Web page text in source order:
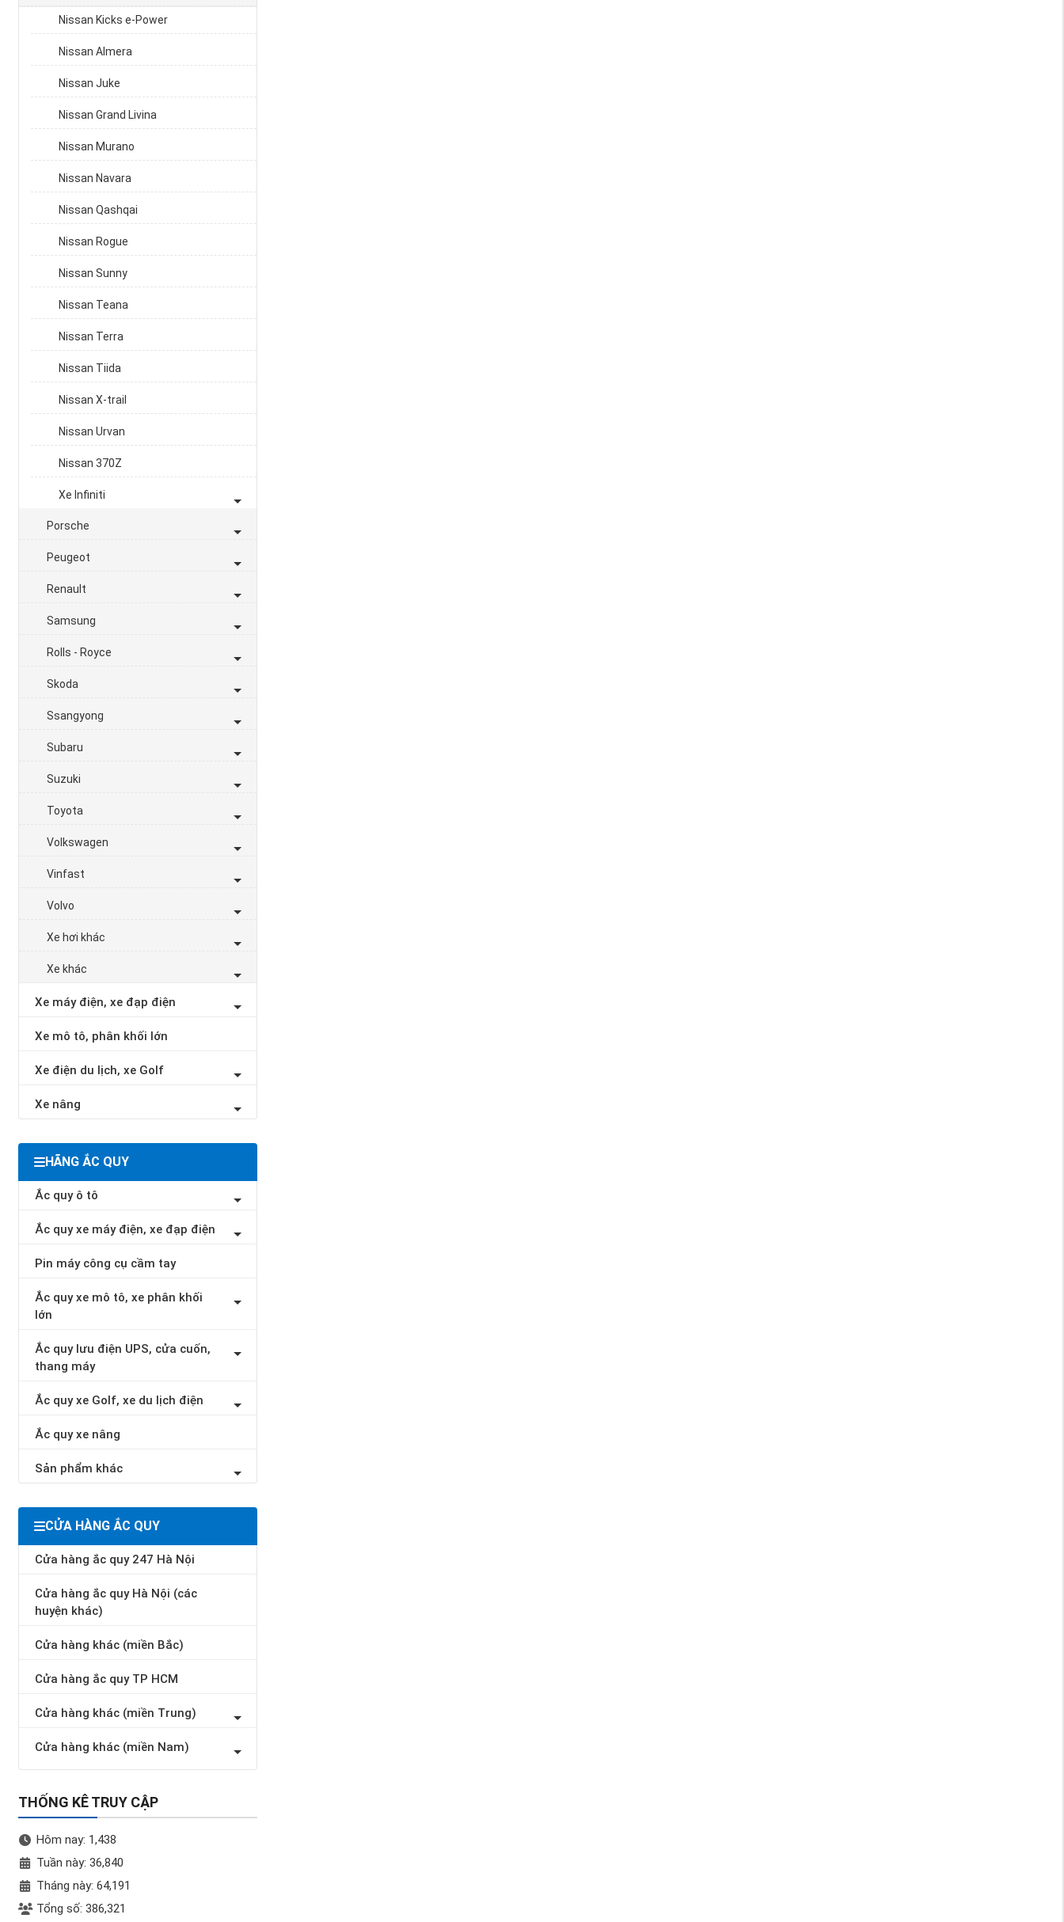
Nissan Kicks e-Power
Nissan Almera
Nissan Juke
Nissan Grand Livina
Nissan Murano
Nissan Navara
Nissan Qashqai
Nissan Rogue
Nissan Sunny
Nissan Teana
Nissan Terra
Nissan Tiida
Nissan X-trail
Nissan Urvan
Nissan 370Z
Xe Infiniti
Porsche
Peugeot
Renault
Samsung
Rolls - Royce
Skoda
Ssangyong
Subaru
Suzuki
Toyota
Volkswagen
Vinfast
Volvo
Xe hơi khác
Xe khác
Xe máy điện, xe đạp điện
Xe mô tô, phân khối lớn
Xe điện du lịch, xe Golf
Xe nâng
HÃNG ẮC QUY
Ắc quy ô tô
Ắc quy xe máy điện, xe đạp điện
Pin máy công cụ cầm tay
Ắc quy xe mô tô, xe phân khối
lớn
Ắc quy lưu điện UPS, cửa cuốn,
thang máy
Ắc quy xe Golf, xe du lịch điện
Ắc quy xe nâng
Sản phẩm khác
CỬA HÀNG ẮC QUY
Cửa hàng ắc quy 247 Hà Nội
Cửa hàng ắc quy Hà Nội (các
huyện khác)
Cửa hàng khác (miền Bắc)
Cửa hàng ắc quy TP HCM
Cửa hàng khác (miền Trung)
Cửa hàng khác (miền Nam)
THỐNG KÊ TRUY CẬP
Hôm nay: 1,438
Tuần này: 36,840
Tháng này: 64,191
Tổng số: 386,321